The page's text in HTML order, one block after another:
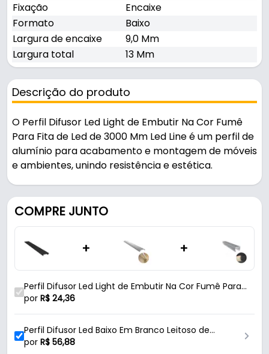
Fixação
Encaixe
Formato
Baixo
Largura de encaixe
9,0 Mm
Largura total
13 Mm
Descrição do produto
O Perfil Difusor Led Light de Embutir Na Cor Fumê
Para Fita de Led de 3000 Mm Led Line é um perfil de
alumínio para acabamento e montagem de móveis
e ambientes, unindo resistência e estética.
Pode ser usado em projetos de iluminação e
instalações elétricas.
Fabricado em ABS com acabamento fosco, é
resistente e durável no uso diário. A fixação é feita
por encaixe.
Características:
- Modelo: Light
- Material: ABS
COMPRE JUNTO
+ +
Perfil Difusor Led Light de Embutir Na Cor Fumê Para
Fita de Led de 3000 Mm Led Line
por R$ 24,36
Perfil Difusor Led Baixo Em Branco Leitoso de
3000mm Df002 Rometal
por R$ 56,88